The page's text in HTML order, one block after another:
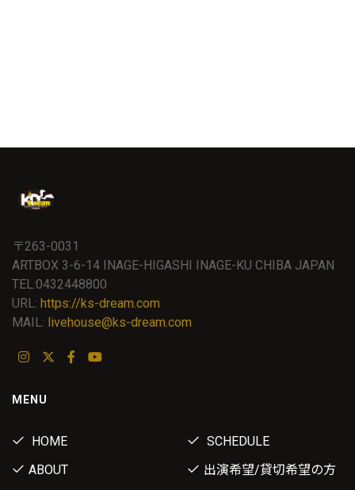
〒263-0031
ARTBOX 3-6-14 INAGE-HIGASHI INAGE-KU CHIBA JAPAN
TEL:0432448800
URL: https://ks-dream.com
MAIL: livehouse@ks-dream.com
MENU
HOME
SCHEDULE
ABOUT
出演希望/貸切希望の方